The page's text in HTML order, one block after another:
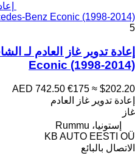
Benz Econic (1998-2014)
5
Econic (1998-2014)
AED 742.50 €175 ≈ $202.20
إعادة تدوير غاز العادم
غاز
إستونيا، Rummu
KB AUTO EESTI OÜ
الاتصال بالبائع